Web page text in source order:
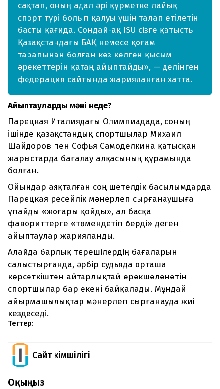
сақтап, оның адал әрі құрметке лайық
спорт түрі болып қалуы үшін талап етілетін
басты қағида. Сондай-ақ ISU сізге қатысты
Қазақстандағы БАҚ немесе қоғам
тарапынан болған кез келген қысым
әрекеттерін қатаң айыптайды», — делінген
федерация сайтында жарияланған хатта.
Айыптаулардың мәні неде?
Парецкая Италиядағы Олимпиадада, соның
ішінде қазақстандық спортшылар Михаил
Шайдоров пен Софья Самоделкина қатысқан
жарыстарда бағалау алқасының құрамында
болған.
Ойындар аяқталған соң шетелдік басылымдарда
Парецкая ресейлік мәнерлеп сырғанаушыға
ұпайды «жоғары қойды», ал басқа
фавориттерге «төмендетіп берді» деген
айыптаулар жарияланды.
Алайда барлық төрешілердің бағаларын
салыстырғанда, әрбір судьяда орташа
көрсеткіштен айтарлықтай ерекшеленетін
спортшылар бар екені байқалады. Мұндай
айырмашылықтар мәнерлеп сырғанауда жиі
кездеседі.
Тегтер:
Сайт Әкімшілігі
Оқыңыз